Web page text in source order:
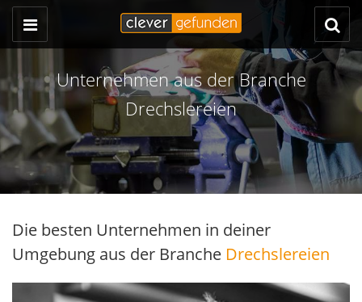
Unternehmen aus der Branche
Drechslereien
Die besten Unternehmen in deiner
Umgebung aus der Branche Drechslereien